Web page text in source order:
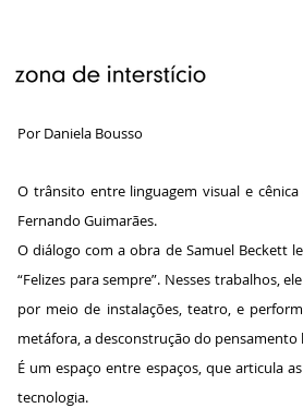
Por Daniela Bousso
O trânsito entre linguagem visual e
Fernando Guimarães.
O diálogo com a obra de Samuel Beckett
“Felizes para sempre”. Nesses trabalhos,
por meio de instalações, teatro, e
metáfora, a desconstrução do
É um espaço entre espaços, que articula
tecnologia.